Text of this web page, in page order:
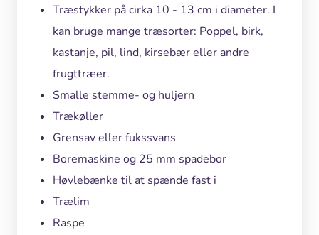
Træstykker på cirka 10 - 13 cm i diameter. I
kan bruge mange træsorter: Poppel, birk,
kastanje, pil, lind, kirsebær eller andre
frugttræer.
Smalle stemme- og huljern
Trækøller
Grensav eller fukssvans
Boremaskine og 25 mm spadebor
Høvlebænke til at spænde fast i
Trælim
Raspe